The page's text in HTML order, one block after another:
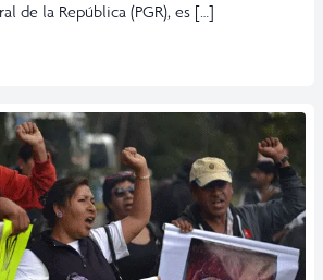
de la República (PGR), es […]